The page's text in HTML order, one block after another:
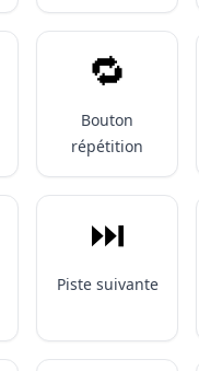
🔁
Bouton
répétition
⏭️
Piste suivante